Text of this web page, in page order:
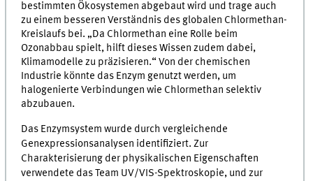
bestimmten Ökosystemen abgebaut wird und trage auch
zu einem besseren Verständnis des globalen Chlormethan-
Kreislaufs bei. „Da Chlormethan eine Rolle beim
Ozonabbau spielt, hilft dieses Wissen zudem dabei,
Klimamodelle zu präzisieren.“ Von der chemischen
Industrie könnte das Enzym genutzt werden, um
halogenierte Verbindungen wie Chlormethan selektiv
abzubauen.
Das Enzymsystem wurde durch vergleichende
Genexpressionsanalysen identifiziert. Zur
Charakterisierung der physikalischen Eigenschaften
verwendete das Team UV/VIS-Spektroskopie, und zur